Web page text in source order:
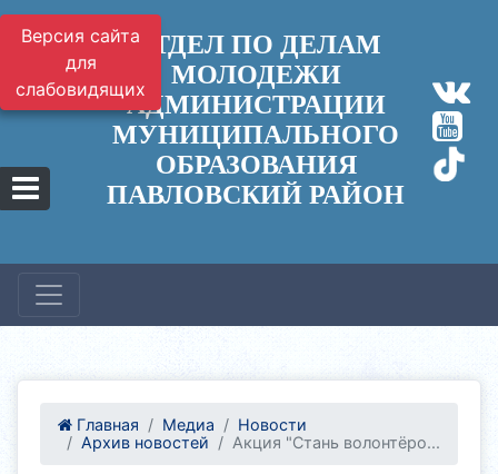
Версия сайта
для
слабовидящих
ОТДЕЛ ПО ДЕЛАМ
МОЛОДЕЖИ
АДМИНИСТРАЦИИ
МУНИЦИПАЛЬНОГО
ОБРАЗОВАНИЯ
ПАВЛОВСКИЙ РАЙОН
Главная Медиа
Новости
Архив новостей
Акция "Стань волонтёро...